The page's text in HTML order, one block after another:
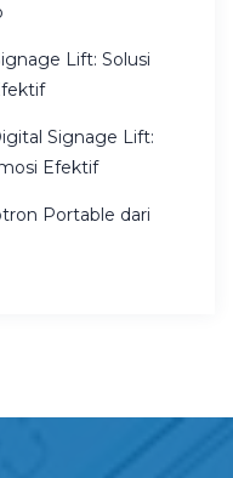
Lift: Solusi
Signage Lift:
Efektif
Portable dari